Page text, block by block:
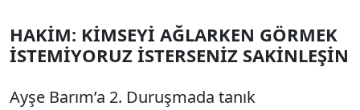
HAKİM: KİMSEYİ AĞLARKEN GÖRMEK
İSTEMİYORUZ İSTERSENİZ SAKİNLEŞİN
Ayşe Barım’a 2. Duruşmada tanık